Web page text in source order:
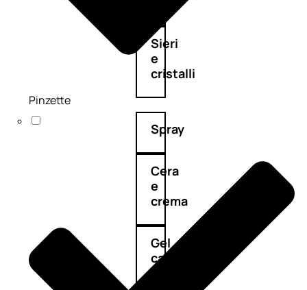
Sieri
e
cristalli
Spray
Cera
e
crema
Gel
capelli
Pinzette